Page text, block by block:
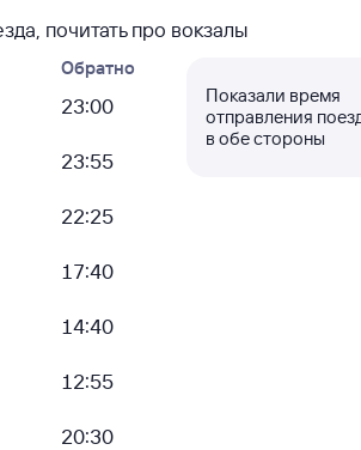
почитать про вокзалы
Показали время
отправления
в обе стороны
Обратно
23:00
23:55
22:25
17:40
14:40
12:55
20:30